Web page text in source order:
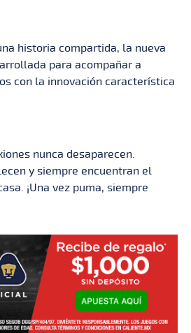
historia compartida, la nueva
para acompañar a
con la innovación característica
nunca desaparecen.
y siempre encuentran el
¡Una vez puma, siempre